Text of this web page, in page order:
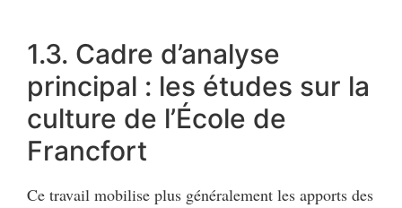
1.3. Cadre d’analyse
principal : les études sur la
culture de l’École de
Francfort
Ce travail mobilise plus généralement les apports des